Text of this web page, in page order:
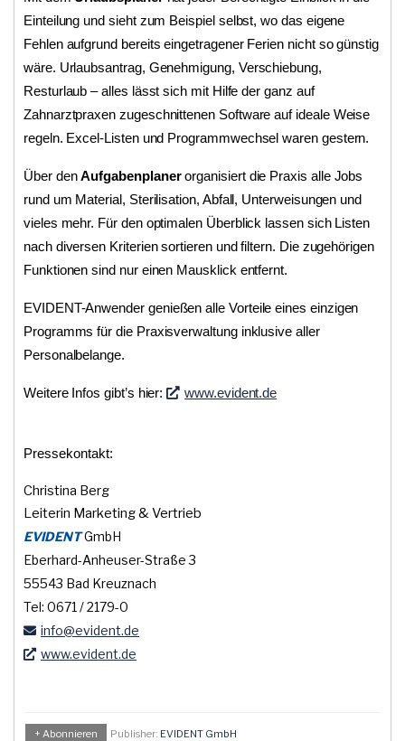
Einteilung und sieht zum Beispiel selbst, wo das eigene
Fehlen aufgrund bereits eingetragener Ferien nicht so günstig
wäre. Urlaubsantrag, Genehmigung, Verschiebung,
Resturlaub – alles lässt sich mit Hilfe der ganz auf
Zahnarztpraxen zugeschnittenen Software auf ideale Weise
regeln. Excel-Listen und Programmwechsel waren gestern.
Über denAufgabenplanerorganisiert die Praxis alle Jobs
rund um Material, Sterilisation, Abfall, Unterweisungen und
vieles mehr. Für den optimalen Überblick lassen sich Listen
nach diversen Kriterien sortieren und filtern. Die zugehörigen
Funktionen sind nur einen Mausklick entfernt.
EVIDENT-Anwender genießen alle Vorteile eines einzigen
Programms für die Praxisverwaltung inklusive aller
Personalbelange.
Weitere Infos gibt’s hier: www.evident.de
Pressekontakt:
Christina Berg
Leiterin Marketing & Vertrieb
EVIDENTGmbH
Eberhard-Anheuser-Straße 3
55543 Bad Kreuznach
Tel: 0671 / 2179-0
info@evident.de
www.evident.de
+ Abonnieren Publisher: EVIDENT GmbH